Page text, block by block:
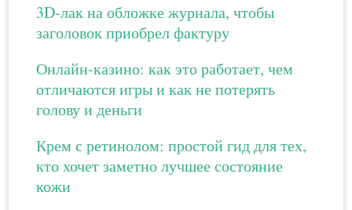
3D-лак на обложке журнала, чтобы
заголовок приобрел фактуру
Онлайн-казино: как это работает, чем
отличаются игры и как не потерять
голову и деньги
Крем с ретинолом: простой гид для тех,
кто хочет заметно лучшее состояние
кожи